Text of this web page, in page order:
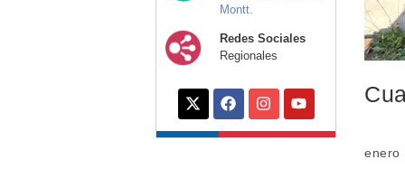
Montt.
Redes Sociales
Regionales
enero